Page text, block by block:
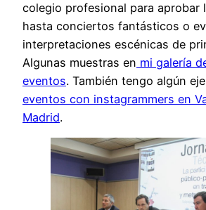
colegio profesional para aprobar
hasta conciertos fantásticos o
interpretaciones escénicas de
Algunas muestras en mi galería
eventos. También tengo algún
eventos con instagrammers en
Madrid.